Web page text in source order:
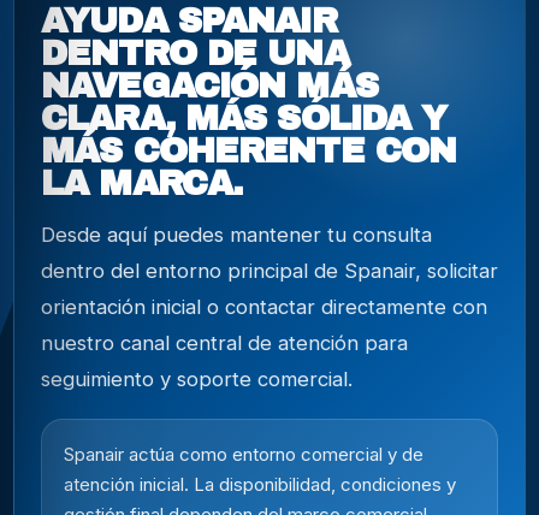
AYUDA SPANAIR
DENTRO DE UNA
NAVEGACIÓN MÁS
CLARA, MÁS SÓLIDA Y
MÁS COHERENTE CON
LA MARCA.
Desde aquí puedes mantener tu consulta
dentro del entorno principal de Spanair, solicitar
orientación inicial o contactar directamente con
nuestro canal central de atención para
seguimiento y soporte comercial.
Spanair actúa como entorno comercial y de
atención inicial. La disponibilidad, condiciones y